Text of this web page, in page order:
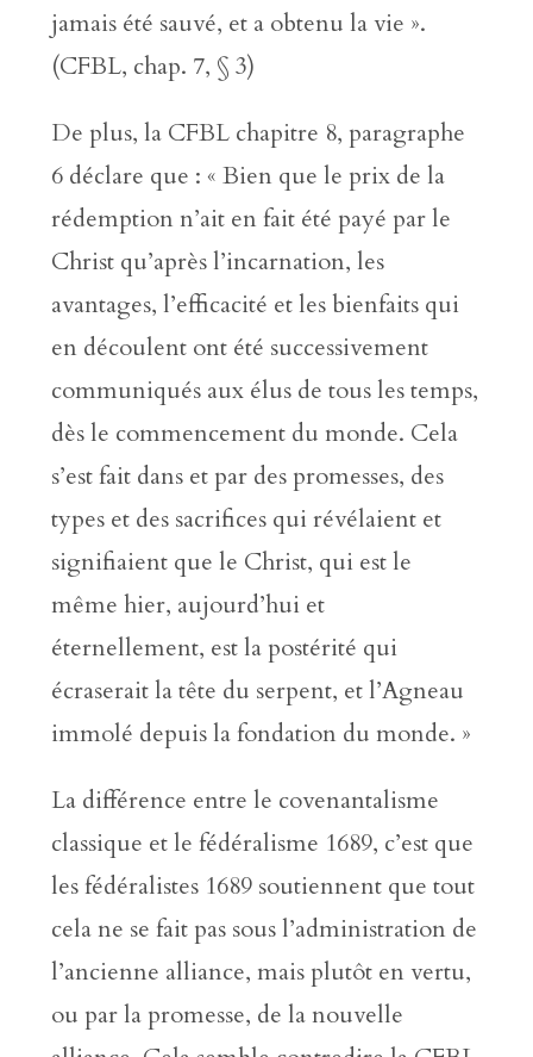
jamais été sauvé, et a obtenu la vie ».
(CFBL, chap. 7, § 3)
De plus, la CFBL chapitre 8, paragraphe
6 déclare que : « Bien que le prix de la
rédemption n’ait en fait été payé par le
Christ qu’après l’incarnation, les
avantages, l’efficacité et les bienfaits qui
en découlent ont été successivement
communiqués aux élus de tous les temps,
dès le commencement du monde. Cela
s’est fait dans et par des promesses, des
types et des sacrifices qui révélaient et
signifiaient que le Christ, qui est le
même hier, aujourd’hui et
éternellement, est la postérité qui
écraserait la tête du serpent, et l’Agneau
immolé depuis la fondation du monde. »
La différence entre le covenantalisme
classique et le fédéralisme 1689, c’est que
les fédéralistes 1689 soutiennent que tout
cela ne se fait pas sous l’administration de
l’ancienne alliance, mais plutôt en vertu,
ou par la promesse, de la nouvelle